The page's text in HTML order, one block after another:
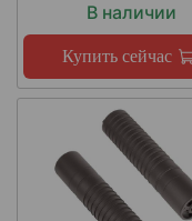
В наличии
Купить сейчас